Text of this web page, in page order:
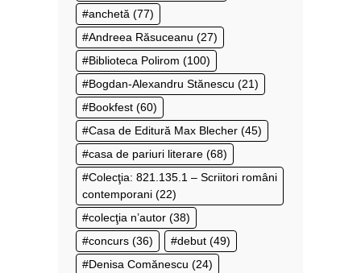
anchetă (77)
Andreea Răsuceanu (27)
Biblioteca Polirom (100)
Bogdan-Alexandru Stănescu (21)
Bookfest (60)
Casa de Editură Max Blecher (45)
casa de pariuri literare (68)
Colecţia: 821.135.1 – Scriitori români
contemporani (22)
colecţia n’autor (38)
concurs (36) debut (49)
Denisa Comănescu (24)